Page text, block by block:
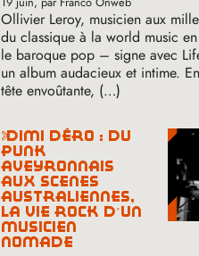
Ollivier Leroy, musicien aux
du classique à la world music
le baroque pop – signe avec
un album audacieux et intime.
tête envoûtante, (…)
dimi déro : du
punk
aveyronnais
aux scènes
australiennes,
la vie rock d’un
musicien
nomade